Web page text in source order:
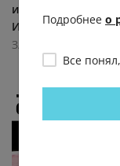
истории После
Испании...
4.4К
Подробнее о
Все